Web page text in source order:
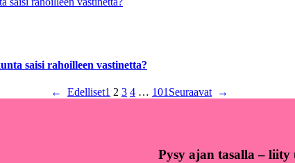
saisi rahoilleen vastinetta?
← Edelliset1 2 3 4 … 101 Seuraavat →
Pysy ajan tasalla – liity